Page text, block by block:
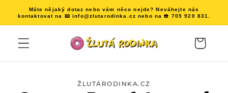
Přejít k
obsahu
Máte nějaký dotaz nebo vám něco nejde? Neváhejte nás
kontaktovat na 📧 info@zlutarodinka.cz nebo na ☎️ 705 920 831.
Košík
ŽLUTÁRODINKA.CZ